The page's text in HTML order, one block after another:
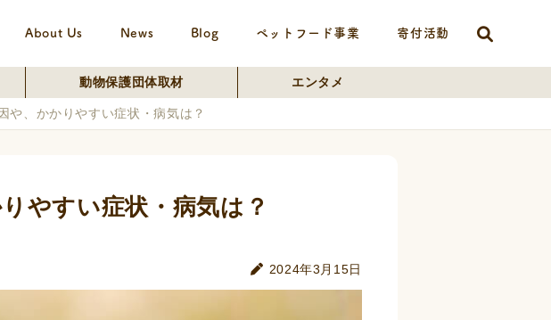
About Us News Blog ペットフード事業 寄付活動
動物保護団体取材 エンタメ
や、かかりやすい症状・病気は？
やすい症状・病気は？
2024年3月15日